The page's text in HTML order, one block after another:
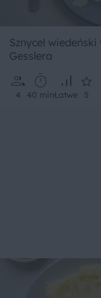
Sznycel wiedeński
Gesslera
4 40 minŁatwe 5